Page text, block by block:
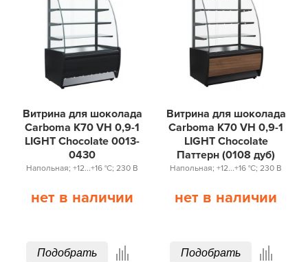
Витрина для шоколада
Carboma K70 VH 0,9-1
LIGHT Chocolate 0013-
0430
Напольная; +12...+16 °С; 230 В
нет в наличии
Подобрать
Витрина для шоколада
Carboma K70 VH 0,9-1
LIGHT Chocolate
Паттерн (0108 дуб)
Напольная; +12...+16 °С; 230 В
нет в наличии
Подобрать